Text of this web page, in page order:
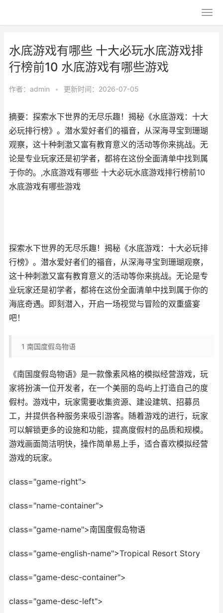
水底游戏有哪些 十大必玩水底游戏排
行榜前10 水底游戏有哪些游戏
作者： admin • 更新时间：2026-07-05
摘要：探索水下世界的无尽乐趣！揭秘《水底游戏：十大
必玩排行榜》。潜水爱好者们的福音，从深海寻宝到珊瑚
观察，这十种刺激又富有教育意义的活动等你来挑战。无
论是专业玩家还是初学者，都将在这份全面清单中找到属
于你的。,水底游戏有哪些 十大必玩水底游戏排行榜前10
水底游戏有哪些游戏
探索水下世界的无尽乐趣！揭秘《水底游戏：十大必玩排
行榜》。潜水爱好者们的福音，从深海寻宝到珊瑚观察，
这十种刺激又富有教育意义的活动等你来挑战。无论是专
业玩家还是初学者，都将在这份全面清单中找到属于你的
海底奇遇。即刻潜入，开启一场视觉与冒险的双重盛宴
吧！
1 南国度假岛物语
《南国度假岛物语》是一款像素风格的模拟经营游戏，玩
家将扮演一位开发者，在一个美丽的岛屿上打造自己的度
假村。游戏中，玩家需要收集资源、建设建筑、招募员
工，并提供各种服务来吸引游客。随着游戏的进行，玩家
可以解锁更多的设施和功能，提高度假村的品质和规模。
游戏画面简洁明快，操作简单易上手，适合喜欢模拟经营
游戏的玩家。
class="game-right">
class="name-container">
class="game-name">南国度假岛物语
class="game-english-name">Tropical Resort Story
class="game-desc-container">
class="game-desc-left">